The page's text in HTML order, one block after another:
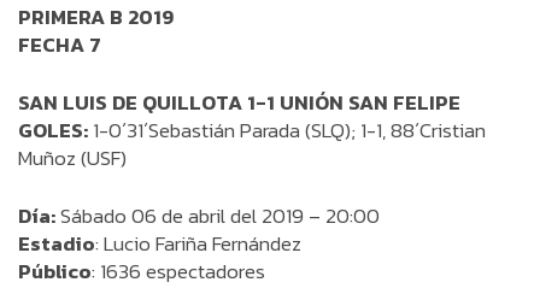
PRIMERA B 2019
FECHA 7
SAN LUIS DE QUILLOTA 1-1 UNIÓN SAN FELIPE
GOLES: 1-0´31´Sebastián Parada (SLQ); 1-1, 88´Cristian
Muñoz (USF)
Día:Sábado 06 de abril del 2019 – 20:00
Estadio: Lucio Fariña Fernández
Público: 1636 espectadores